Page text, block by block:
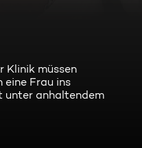
Klinik müssen
Frau ins
unter anhaltendem